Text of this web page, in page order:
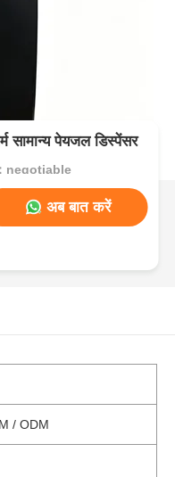
पेयजल डिस्पेंसर
negotiable
अब बात करें
/ ODM